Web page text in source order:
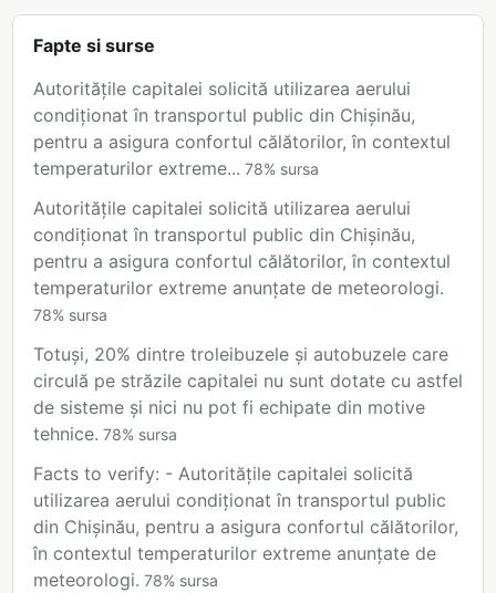
Fapte si surse
Autoritățile capitalei solicită utilizarea aerului
condiționat în transportul public din Chișinău,
pentru a asigura confortul călătorilor, în contextul
temperaturilor extreme... 78% sursa
Autoritățile capitalei solicită utilizarea aerului
condiționat în transportul public din Chișinău,
pentru a asigura confortul călătorilor, în contextul
temperaturilor extreme anunțate de meteorologi.
78% sursa
Totuși, 20% dintre troleibuzele și autobuzele care
circulă pe străzile capitalei nu sunt dotate cu astfel
de sisteme și nici nu pot fi echipate din motive
tehnice. 78% sursa
Facts to verify: - Autoritățile capitalei solicită
utilizarea aerului condiționat în transportul public
din Chișinău, pentru a asigura confortul călătorilor,
în contextul temperaturilor extreme anunțate de
meteorologi. 78% sursa